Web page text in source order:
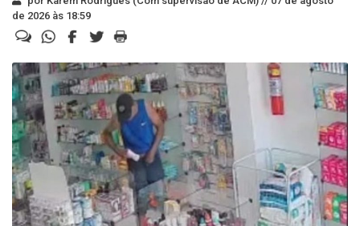
de 2026 às 18:59